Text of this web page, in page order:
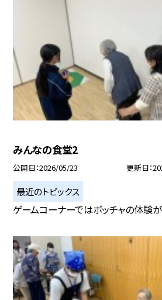
みんなの食堂2
公開日 2026/05/23 更新日
最近のトピックス
ゲームコーナーではボッチャの体験が